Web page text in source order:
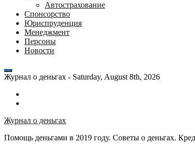
Автострахование
Спонсорство
Юриспруденция
Менеджмент
Персоны
Новости
Журнал о деньгах - Saturday, August 8th, 2026
банка
24
взять
WebMoney?
Журнал о деньгах
Помощь деньгами в 2019 году. Советы о деньгах.